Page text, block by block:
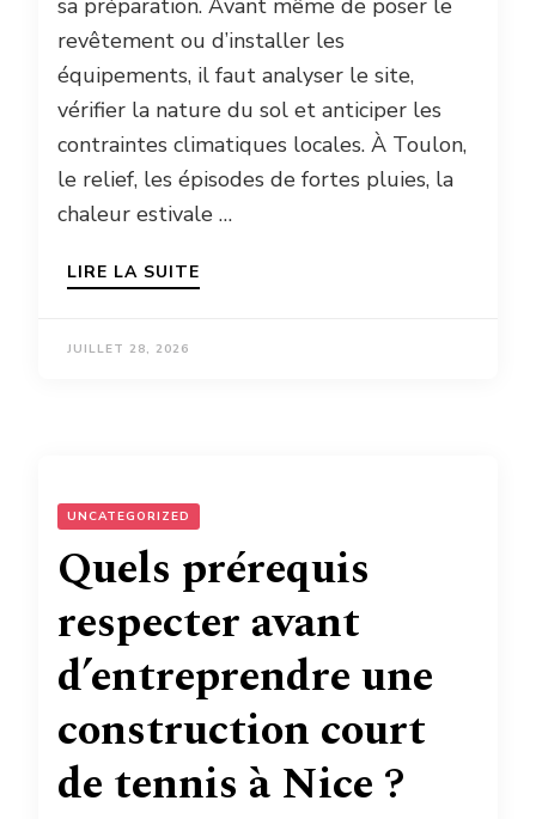
revêtement ou d’installer les
équipements, il faut analyser le site,
vérifier la nature du sol et anticiper les
contraintes climatiques locales. À Toulon,
le relief, les épisodes de fortes pluies, la
chaleur estivale …
LIRE LA SUITE
JUILLET 28, 2026
UNCATEGORIZED
Quels prérequis
respecter avant
d’entreprendre une
construction court
de tennis à Nice ?